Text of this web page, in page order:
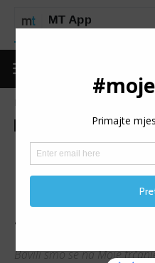
Put do forme
COVID-19
Koliko treba
pauza i kako
trening?
Bavili smo se na Moje